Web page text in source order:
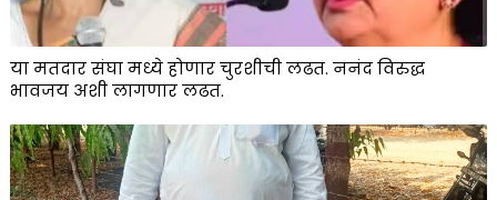
या मतदार संघा मध्ये होणार चुरशीची लढत. ननंद विरुद्ध
भावजय अशी लागणार लढत.